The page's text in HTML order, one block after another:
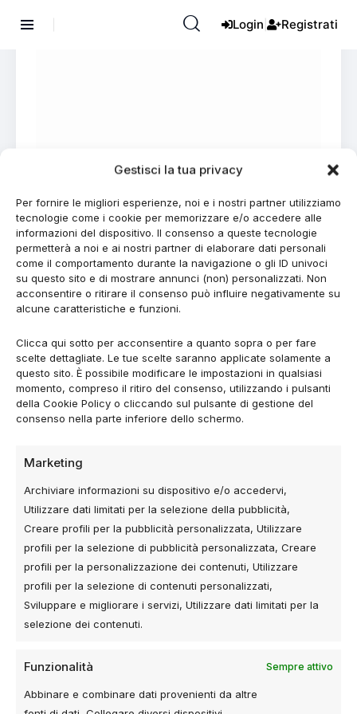
Gestisci la tua privacy
Per fornire le migliori esperienze, noi e i nostri partner utilizziamo
tecnologie come i cookie per memorizzare e/o accedere alle
informazioni del dispositivo. Il consenso a queste tecnologie
permetterà a noi e ai nostri partner di elaborare dati personali
come il comportamento durante la navigazione o gli ID univoci
su questo sito e di mostrare annunci (non) personalizzati. Non
acconsentire o ritirare il consenso può influire negativamente su
alcune caratteristiche e funzioni.
Clicca qui sotto per acconsentire a quanto sopra o per fare
scelte dettagliate. Le tue scelte saranno applicate solamente a
questo sito. È possibile modificare le impostazioni in qualsiasi
momento, compreso il ritiro del consenso, utilizzando i pulsanti
della Cookie Policy o cliccando sul pulsante di gestione del
consenso nella parte inferiore dello schermo.
Marketing
Archiviare informazioni su dispositivo e/o accedervi,
Utilizzare dati limitati per la selezione della pubblicità,
Creare profili per la pubblicità personalizzata, Utilizzare
profili per la selezione di pubblicità personalizzata, Creare
profili per la personalizzazione dei contenuti, Utilizzare
profili per la selezione di contenuti personalizzati,
Sviluppare e migliorare i servizi, Utilizzare dati limitati per la
selezione dei contenuti.
Funzionalità Sempre attivo
Abbinare e combinare dati provenienti da altre
Login Registrati
, AI PROMPT NEWS 8 Gennaio 2026
Come cambia il marketing sui motori
di ricerca nell’era dell’AI
Come cambia il marketing sui motori di ricerca nell’era
una ridefinizione delle regole del gioco per chiunque
operi online. Il…
0 0
Perché oggi chi fa Meta Ads deve
saper scrivere prompt